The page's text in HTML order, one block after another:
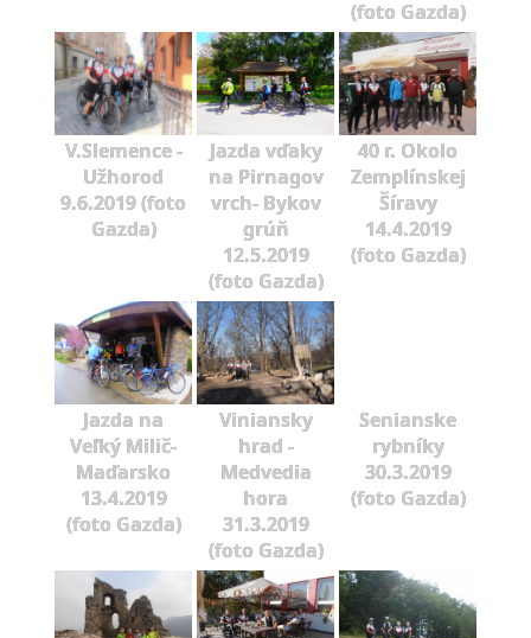
(foto Gazda)
V.Slemence -
Užhorod
9.6.2019 (foto
Gazda)
Jazda vďaky
na Pirnagov
vrch- Bykov
grúň
12.5.2019
(foto Gazda)
40 r. Okolo
Zemplínskej
Šíravy
14.4.2019
(foto Gazda)
Jazda na
Veľký Milič-
Maďarsko
13.4.2019
(foto Gazda)
Viniansky
hrad -
Medvedia
hora
31.3.2019
(foto Gazda)
Senianske
rybníky
30.3.2019
(foto Gazda)